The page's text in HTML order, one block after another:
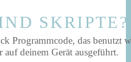
SKRIPTE?
Programmcode, das benutzt
auf deinem Gerät ausgeführt.